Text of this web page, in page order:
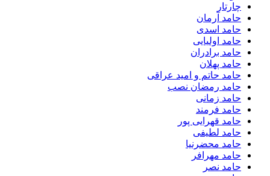
چارتار
حامد آرمان
حامد اسدی
حامد اولیایی
حامد برادران
حامد پهلان
حامد حاتم و امید عراقی
حامد رمضان نصب
حامد زمانی
حامد فرمند
حامد قهرایی پور
حامد لطیفی
حامد محضرنیا
حامد مهرافر
حامد نصر